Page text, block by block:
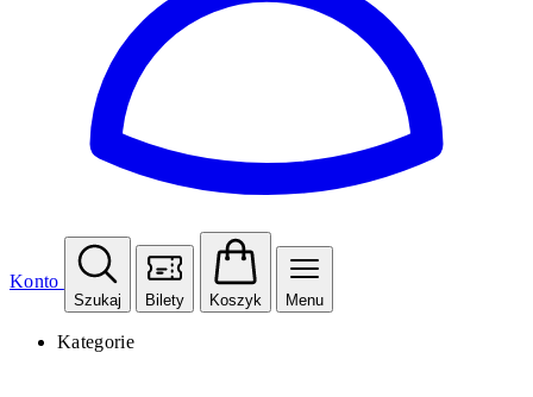
Konto
Szukaj Bilety Koszyk Menu
Kategorie